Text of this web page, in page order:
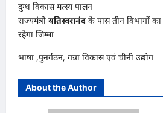
दुग्ध विकास मत्स्य पालन
राज्यमंत्री यतिस्वरानंद के पास तीन विभागों का
रहेगा जिम्मा
भाषा ,पुनर्गठन, गन्ना विकास एवं चीनी उद्योग
About the Author